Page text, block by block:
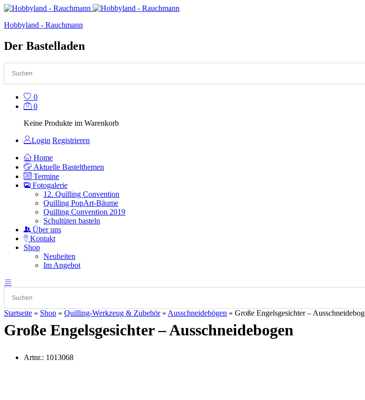
Hobbyland - Rauchmann
Der Bastelladen
0
0
Keine Produkte im Warenkorb
Login Registrieren
Home
Aktuelle Bastelthemen
Termine
Fotogalerie
12. Quilling Convention
Quilling PopArt-Bäume
Quilling Convention 2019
Schultüten basteln
Über uns
Kontakt
Shop
Neuheiten
Im Angebot
Startseite » Shop » Quilling-Werkzeug & Zubehör» Ausschneidebögen » Große Engelsgesichter –
Große Engelsgesichter – Ausschneidebogen
Artnr.: 1013068